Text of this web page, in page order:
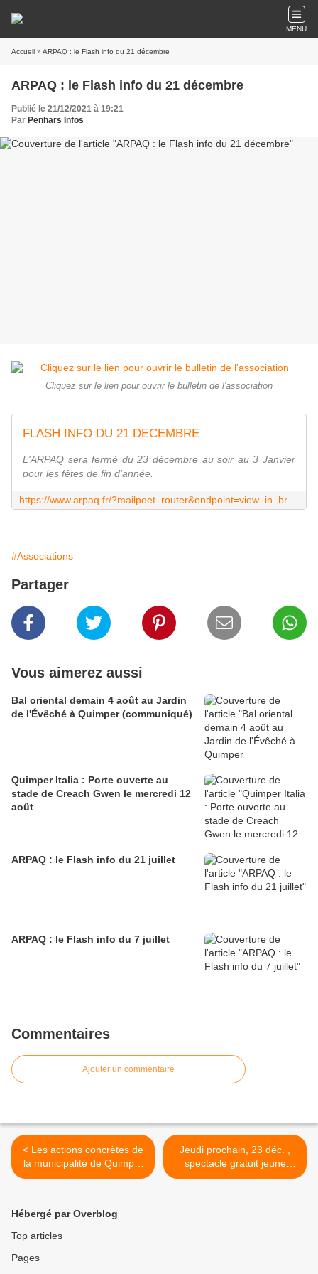
MENU
Accueil » ARPAQ : le Flash info du 21 décembre
ARPAQ : le Flash info du 21 décembre
Publié le 21/12/2021 à 19:21
Par Penhars Infos
Cliquez sur le lien pour ouvrir le bulletin de l'association
FLASH INFO DU 21 DECEMBRE
L'ARPAQ sera fermé du 23 décembre au soir au 3 Janvier
pour les fêtes de fin d'année.
#Associations
Partager
Vous aimerez aussi
Bal oriental demain 4 août au Jardin
de l'Évêché à Quimper (communiqué)
Quimper Italia : Porte ouverte au
stade de Creach Gwen le mercredi 12
août
ARPAQ : le Flash info du 21 juillet
ARPAQ : le Flash info du 7 juillet
Commentaires
Ajouter un commentaire
< Les actions concrètes de
la municipalité de Quimper
pour la promotion et
Jeudi prochain, 23 déc. ,
spectacle gratuit jeune
public au Terrain Blanc à
Hébergé par Overblog
Top articles
Pages